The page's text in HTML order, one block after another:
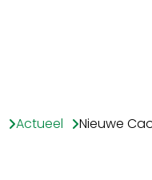
Actueel